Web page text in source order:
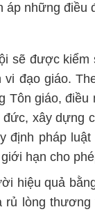
áp những điều
sẽ được
đạo giáo.
Tôn giáo,
xây dựng
định pháp
hạn cho
hiệu quả
rủ lòng